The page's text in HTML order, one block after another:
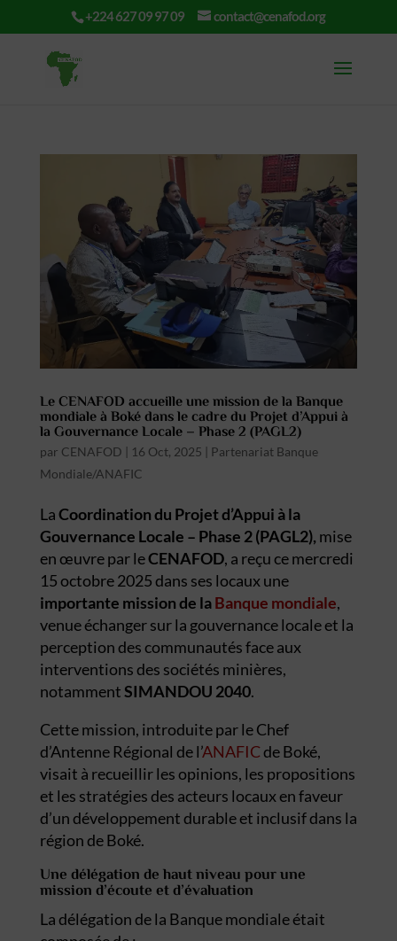
+224 627 09 97 09 contact@cenafod.org
Le CENAFOD accueille une mission de la Banque
mondiale à Boké dans le cadre du Projet d’Appui à
la Gouvernance Locale – Phase 2 (PAGL2)
par CENAFOD | 16 Oct, 2025 | Partenariat Banque
Mondiale/ANAFIC
LaCoordination du Projet d’Appui à la
Gouvernance Locale – Phase 2 (PAGL2), mise
en œuvre par leCENAFOD, a reçu ce mercredi
15 octobre 2025 dans ses locaux une
importante mission de laBanque mondiale,
venue échanger sur la gouvernance locale et la
perception des communautés face aux
interventions des sociétés minières,
notammentSIMANDOU 2040.
Cette mission, introduite par le Chef
d’Antenne Régional de l’ANAFICde Boké,
visait à recueillir les opinions, les propositions
et les stratégies des acteurs locaux en faveur
d’un développement durable et inclusif dans la
région de Boké.
Une délégation de haut niveau pour une
mission d’écoute et d’évaluation
La délégation de la Banque mondiale était